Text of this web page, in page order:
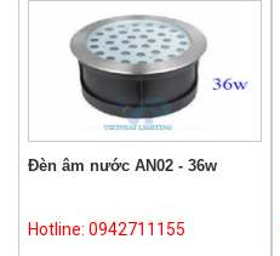
Đèn âm nước AN02 - 36w
Hotline: 0942711155